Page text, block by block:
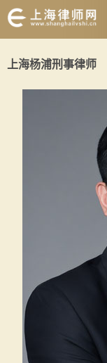
上海杨浦刑事律师